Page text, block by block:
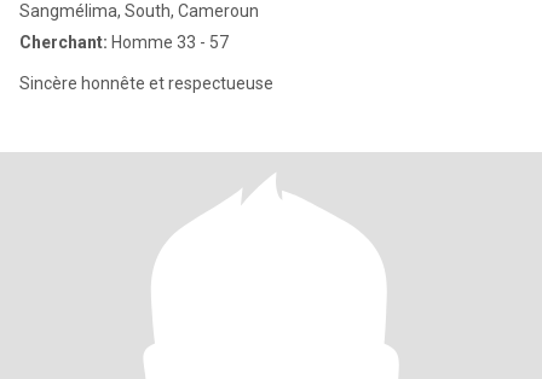
Sangmélima, South, Cameroun
Cherchant: Homme 33 - 57
Sincère honnête et respectueuse